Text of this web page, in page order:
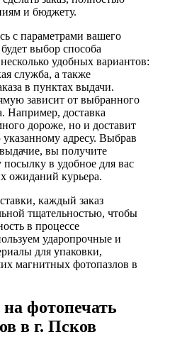
и бюджету.
с параметрами вашего
выбор способа
удобных вариантов:
служба, а также
в пунктах выдачи.
зависит от выбранного
Например, доставка
дороже, но и доставит
адресу. Выбрав
вы получите
в удобное для вас
ожиданий курьера.
каждый заказ
тщательностью, чтобы
в процессе
ударопрочные и
для упаковки,
магнитных фотопазлов в
фотопечать
в г. Псков